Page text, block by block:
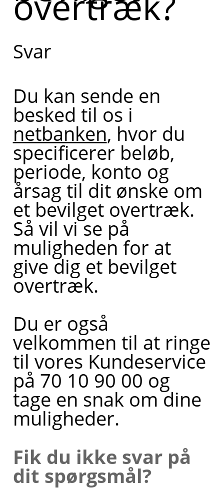
Svar
Du kan sende en
besked til os i
netbanken, hvor du
specificerer beløb,
periode, konto og
årsag til dit ønske om
et bevilget overtræk.
Så vil vi se på
muligheden for at
give dig et bevilget
overtræk.
Du er også
velkommen til at ringe
til vores Kundeservice
på 70 10 90 00 og
tage en snak om dine
muligheder.
Fik du ikke svar på
dit spørgsmål?
får et
overtræk.
fortælle lidt
mere om,
hvad du har
brug for
hjælp til i
den
forbindelse?